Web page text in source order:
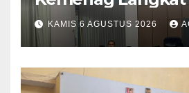
PKS Pembinaan
Warga Binaan
KAMIS 6 AGUSTUS 2026